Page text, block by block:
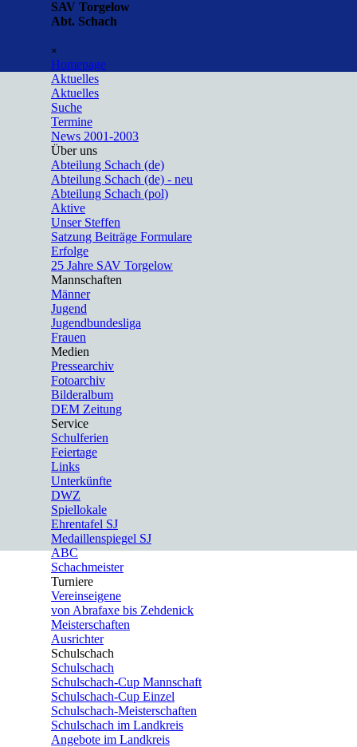
Direkt zum Seiteninhalt
SAV Torgelow
Abt. Schach
×
Homepage
Aktuelles
Aktuelles
Suche
Termine
News 2001-2003
Über uns
Abteilung Schach (de)
Abteilung Schach (de) - neu
Abteilung Schach (pol)
Aktive
Unser Steffen
Satzung Beiträge Formulare
Erfolge
25 Jahre SAV Torgelow
Mannschaften
Männer
Jugend
Jugendbundesliga
Frauen
Medien
Pressearchiv
Fotoarchiv
Bilderalbum
DEM Zeitung
Service
Schulferien
Feiertage
Links
Unterkünfte
DWZ
Spiellokale
Ehrentafel SJ
Medaillenspiegel SJ
ABC
Schachmeister
Turniere
Vereinseigene
von Abrafaxe bis Zehdenick
Meisterschaften
Ausrichter
Schulschach
Schulschach
Schulschach-Cup Mannschaft
Schulschach-Cup Einzel
Schulschach-Meisterschaften
Schulschach im Landkreis
Angebote im Landkreis